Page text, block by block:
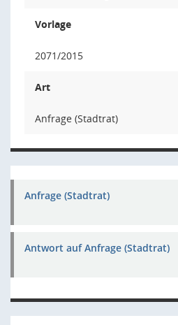
Vorlage
2071/2015
Art
Anfrage (Stadtrat)
Anfrage (Stadtrat)
Antwort auf Anfrage (Stadtrat)